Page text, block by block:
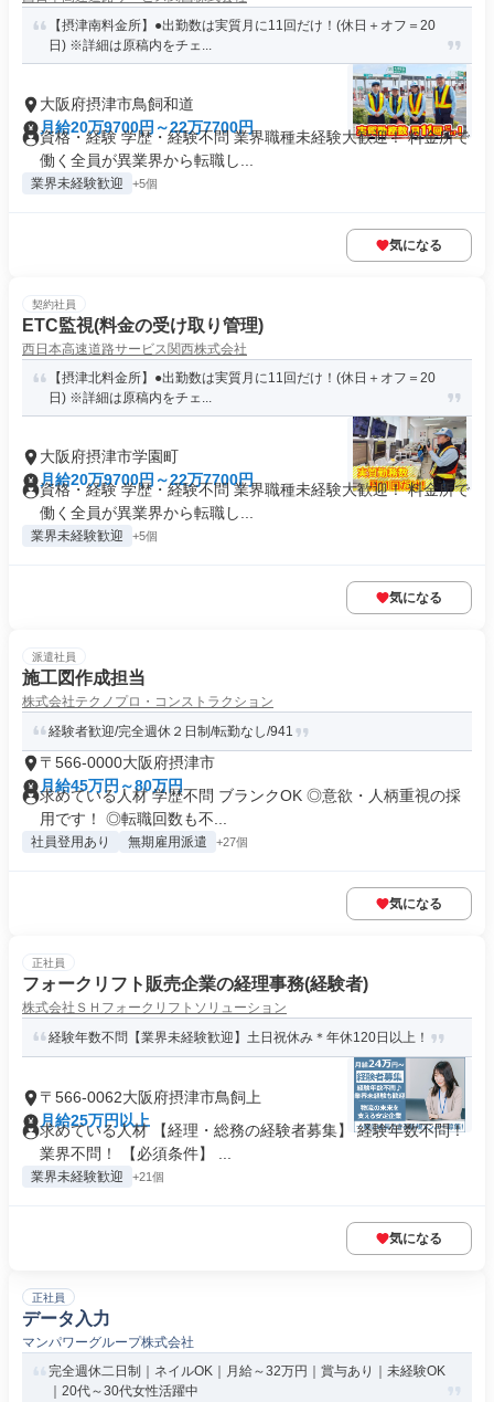
【摂津南料金所】●出勤数は実質月に11回だけ！(休日＋オフ＝20
日) ※詳細は原稿内をチェ...
大阪府摂津市鳥飼和道
月給20万9700円～22万7700円
資格・経験 学歴・経験不問 業界職種未経験大歓迎！ 料金所で
働く全員が異業界から転職し...
業界未経験歓迎 +5個
気になる
契約社員
ETC監視(料金の受け取り管理)
西日本高速道路サービス関西株式会社
【摂津北料金所】●出勤数は実質月に11回だけ！(休日＋オフ＝20
日) ※詳細は原稿内をチェ...
大阪府摂津市学園町
月給20万9700円～22万7700円
資格・経験 学歴・経験不問 業界職種未経験大歓迎！ 料金所で
働く全員が異業界から転職し...
業界未経験歓迎 +5個
気になる
派遣社員
施工図作成担当
株式会社テクノプロ・コンストラクション
経験者歓迎/完全週休２日制/転勤なし/941
〒566-0000大阪府摂津市
月給45万円～80万円
求めている人材 学歴不問 ブランクOK ◎意欲・人柄重視の採
用です！ ◎転職回数も不...
社員登用あり 無期雇用派遣 +27個
気になる
正社員
フォークリフト販売企業の経理事務(経験者)
株式会社ＳＨフォークリフトソリューション
経験年数不問【業界未経験歓迎】土日祝休み＊年休120日以上！
〒566-0062大阪府摂津市鳥飼上
月給25万円以上
求めている人材 【経理・総務の経験者募集】 経験年数不問！
業界不問！ 【必須条件】 ...
業界未経験歓迎 +21個
気になる
正社員
データ入力
マンパワーグループ株式会社
完全週休二日制｜ネイルOK｜月給～32万円｜賞与あり｜未経験OK
｜20代～30代女性活躍中